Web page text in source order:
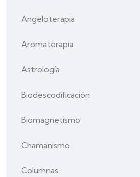
Angeloterapia
Aromaterapia
Astrología
Biodescodificación
Biomagnetismo
Chamanismo
Columnas